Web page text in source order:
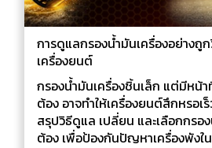
การดูแลกรองน้ำมันเครื่องอย่างถู
เครื่องยนต์
กรองน้ำมันเครื่องชิ้นเล็ก แต่มีหน้
ต้อง อาจทำให้เครื่องยนต์สึกหรอ
สรุปวิธีดูแล เปลี่ยน และเลือกกรอ
ต้อง เพื่อป้องกันปัญหาเครื่องพังใน